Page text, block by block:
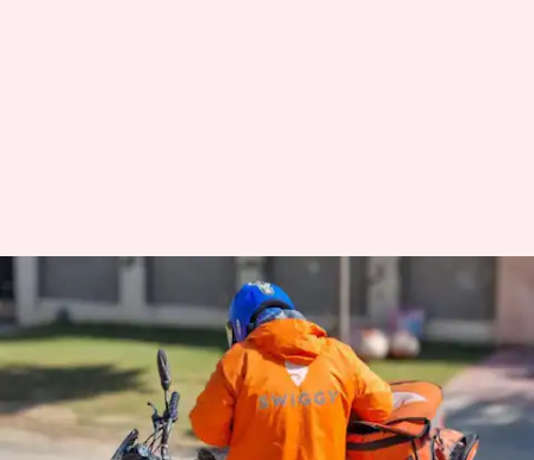
இந்தியாவில் தொடர்ந்து
வரவிருக்கும் பண்டிகை
காலம் 200,000
வேலைவாய்ப்புகளை
உருவாக்கும் என கணிப்பு